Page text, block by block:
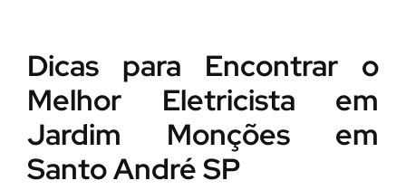
Dicas para Encontrar o
Melhor Eletricista em
Jardim Monções em
Santo André SP